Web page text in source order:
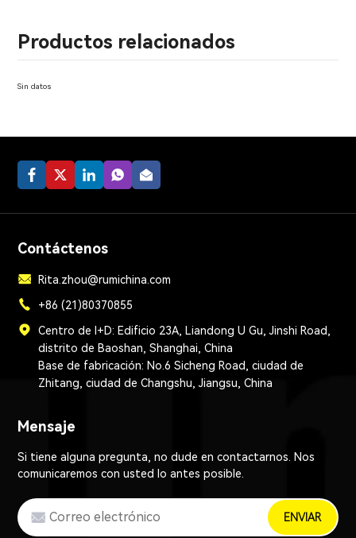
Productos relacionados
Sin datos
Contáctenos
Rita.zhou@rumichina.com
+86 (21)80370855
Centro de I+D: Edificio 23A, Liandong U Gu, Jinshi Road,
distrito de Baoshan, Shanghai, China
Base de fabricación: No.6 Sicheng Road, ciudad de
Zhitang, ciudad de Changshu, Jiangsu, China
Mensaje
Si tiene alguna pregunta, no dude en contactarnos. Nos
comunicaremos con usted lo antes posible.
ENVIAR